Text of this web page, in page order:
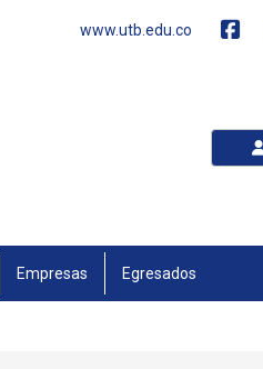
www.utb.edu.co
Empresas Egresados